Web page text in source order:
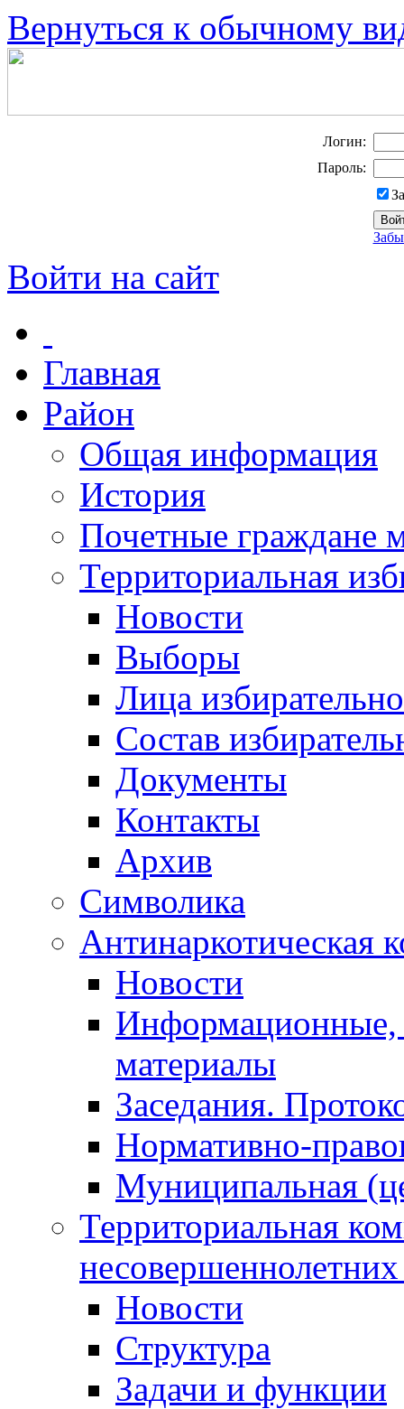
Вернуться к обычному
Логин:
Пароль:
Войти на сайт
Главная
Район
Общая информация
История
Почетные граждане
Территориальная
Новости
Выборы
Лица
Состав
Документы
Контакты
Архив
Символика
Антинаркотическая
Новости
Информационные,
материалы
Заседания.
Нормативно-
Муниципальная
Территориальная
Новости
Структура
Задачи и функции